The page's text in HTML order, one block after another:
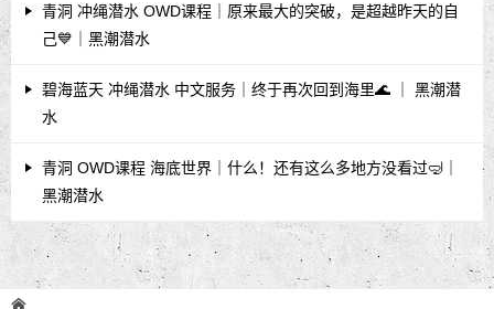
青洞 冲绳潜水 OWD课程｜原来最大的突破，是超越昨天的自
己💙｜黑潮潜水
碧海蓝天 冲绳潜水 中文服务｜终于再次回到海里🌊 ｜ 黑潮潜
水
青洞 OWD课程 海底世界｜什么！还有这么多地方没看过🤿｜
黑潮潜水